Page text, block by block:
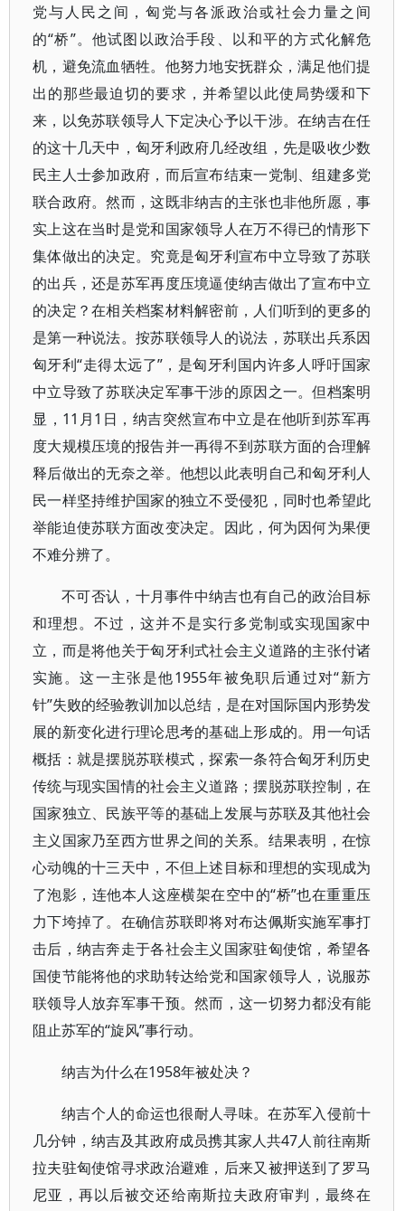
党与人民之间，匈党与各派政治或社会力量之间
的“桥”。他试图以政治手段、以和平的方式化解危
机，避免流血牺牲。他努力地安抚群众，满足他们提
出的那些最迫切的要求，并希望以此使局势缓和下
来，以免苏联领导人下定决心予以干涉。在纳吉在任
的这十几天中，匈牙利政府几经改组，先是吸收少数
民主人士参加政府，而后宣布结束一党制、组建多党
联合政府。然而，这既非纳吉的主张也非他所愿，事
实上这在当时是党和国家领导人在万不得已的情形下
集体做出的决定。究竟是匈牙利宣布中立导致了苏联
的出兵，还是苏军再度压境逼使纳吉做出了宣布中立
的决定？在相关档案材料解密前，人们听到的更多的
是第一种说法。按苏联领导人的说法，苏联出兵系因
匈牙利“走得太远了”，是匈牙利国内许多人呼吁国家
中立导致了苏联决定军事干涉的原因之一。但档案明
显，11月1日，纳吉突然宣布中立是在他听到苏军再
度大规模压境的报告并一再得不到苏联方面的合理解
释后做出的无奈之举。他想以此表明自己和匈牙利人
民一样坚持维护国家的独立不受侵犯，同时也希望此
举能迫使苏联方面改变决定。因此，何为因何为果便
不难分辨了。
不可否认，十月事件中纳吉也有自己的政治目标
和理想。不过，这并不是实行多党制或实现国家中
立，而是将他关于匈牙利式社会主义道路的主张付诸
实施。这一主张是他1955年被免职后通过对“新方
针”失败的经验教训加以总结，是在对国际国内形势发
展的新变化进行理论思考的基础上形成的。用一句话
概括：就是摆脱苏联模式，探索一条符合匈牙利历史
传统与现实国情的社会主义道路；摆脱苏联控制，在
国家独立、民族平等的基础上发展与苏联及其他社会
主义国家乃至西方世界之间的关系。结果表明，在惊
心动魄的十三天中，不但上述目标和理想的实现成为
了泡影，连他本人这座横架在空中的“桥”也在重重压
力下垮掉了。在确信苏联即将对布达佩斯实施军事打
击后，纳吉奔走于各社会主义国家驻匈使馆，希望各
国使节能将他的求助转达给党和国家领导人，说服苏
联领导人放弃军事干预。然而，这一切努力都没有能
阻止苏军的“旋风”事行动。
纳吉为什么在1958年被处决？
纳吉个人的命运也很耐人寻味。在苏军入侵前十
几分钟，纳吉及其政府成员携其家人共47人前往南斯
拉夫驻匈使馆寻求政治避难，后来又被押送到了罗马
尼亚，再以后被交还给南斯拉夫政府审判，最终在